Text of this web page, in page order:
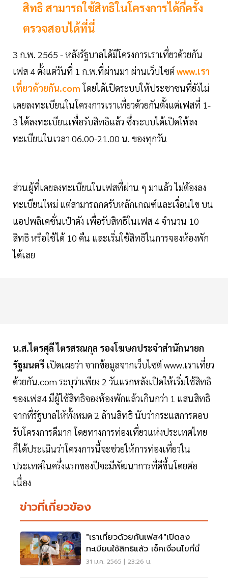
สิทธิ สามารถใช้สิทธิในโครงการได้กี่ครั้ง
ตรวจสอบได้ที่นี่
3 ก.พ. 2565 - หลังรัฐบาลได้มีโครงการเราเที่ยวด้วยกัน
เฟส 4 ตั้งแต่วันที่ 1 ก.พ.ที่ผ่านมา ผ่านเว็บไซต์ www.เรา
เที่ยวด้วยกัน.comโดยได้เปิดระบบให้ประชาชนที่ยังไม่
เคยลงทะเบียนในโครงการเราเที่ยวด้วยกันตั้งแต่เฟสที่ 1-
3 ได้ลงทะเบียนเพื่อรับสิทธิแล้ว ซึ่งระบบได้เปิดให้ลง
ทะเบียนในเวลา 06.00-21.00 น. ของทุกวัน
ส่วนผู้ที่เคยลงทะเบียนในเฟสที่ผ่าน ๆ มาแล้ว ไม่ต้องลง
ทะเบียนใหม่ แต่สามารถกดรับหลักเกณฑ์และเงื่อนไข บน
แอปพลิเคชั่นเป๋าตัง เพื่อรับสิทธิในเฟส 4 จํานวน 10
สิทธิ หรือใช้ได้ 10 คืน และเริ่มใช้สิทธิในการจองห้องพัก
ได้เลย
น.ส.ไตรศุลี ไตรสรณกุล รองโฆษกประจำสำนักนายก
รัฐมนตรี เปิดเผยว่า จากข้อมูลจากเว็บไซต์ www.เราเที่ยว
ด้วยกัน.com ระบุว่าเพียง 2 วันแรกหลังเปิดให้เริ่มใช้สิทธิ
ของเฟส4 มีผู้ใช้สิทธิจองห้องพักแล้วเกินกว่า 1 แสนสิทธิ
จากที่รัฐบาลให้ทั้งหมด 2 ล้านสิทธิ นับว่ากระแสการตอบ
รับโครงการดีมาก โดยทางการท่องเที่ยวแห่งประเทศไทย
ก็ได้ประเมินว่าโครงการนี้จะช่วยให้การท่องเที่ยวใน
ประเทศในครึ่งแรกของปีจะมีพัฒนาการที่ดีขึ้นโดยต่อ
เนื่อง
ข่าวที่เกี่ยวข้อง
"เราเที่ยวด้วยกันเฟส4"เปิดลง
ทะเบียนใช้สิทธิแล้ว เช็คเงื่อนไขที่นี่
31 ม.ค. 2565 | 23:26 น.